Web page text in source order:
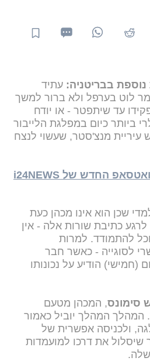
בבריטניה: עתיד
לוט בערפל ולא ברור למשך
עד שיתפטר - או יודח
ביותר כיום במפלגת הלייבור
עיריית מנצ'סטר, שעשוי לנצח
>>> הצטרפו לערוץ הוואטסאפ החדש של i24NEWS
שכן הוא אינו מכהן כעת
לרגע כתיבת שורות אלה - אין
להתמודד. למרות
לסוגייה - כאשר חבר
(חמישי) הודיע על נכונותו
סימונס, המכהן מטעם
המהלך המהלך יוביל כאמור
ולכניסה אפשרית של
את דרכו למועמדות